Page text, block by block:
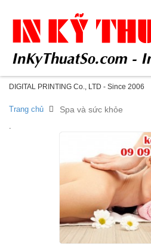
DIGITAL PRINTING Co., LTD - Since 2006
Trang chủ Spa và sức khỏe
.